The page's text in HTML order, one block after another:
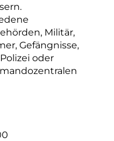
Militär,
Gefängnisse,
oder